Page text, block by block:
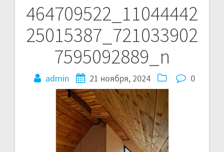
464709522_11044442
25015387_721033902
7595092889_n
admin 21 ноября, 2024 0